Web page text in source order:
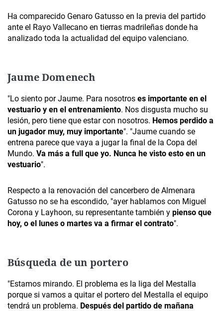
Ha comparecido Genaro Gatusso en la previa del partido
ante el Rayo Vallecano en tierras madrileñas donde ha
analizado toda la actualidad del equipo valenciano.
Jaume Domenech
"Lo siento por Jaume. Para nosotros es importante en el
vestuario y en el entrenamiento. Nos disgusta mucho su
lesión, pero tiene que estar con nosotros. Hemos perdido a
un jugador muy, muy importante". "Jaume cuando se
entrena parece que vaya a jugar la final de la Copa del
Mundo. Va más a full que yo. Nunca he visto esto en un
vestuario".
Respecto a la renovación del cancerbero de Almenara
Gatusso no se ha escondido, "ayer hablamos con Miguel
Corona y Layhoon, su representante también y pienso que
hoy, o el lunes o martes va a firmar el contrato".
Búsqueda de un portero
"Estamos mirando. El problema es la liga del Mestalla
porque si vamos a quitar el portero del Mestalla el equipo
tendrá un problema. Después del partido de mañana